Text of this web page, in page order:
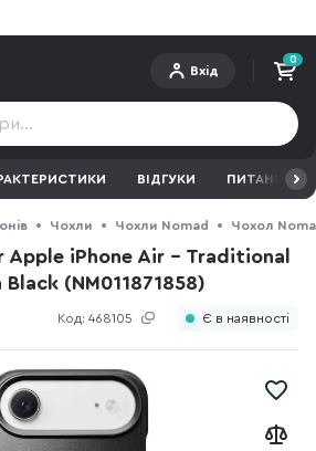
Вхід
0
ВІДГУКИ ПИТАННЯ ТА
Чохли Чохли Nomad Чохол
Apple iPhone Air - Traditional
(NM011871858)
Код: 468105 Є в наявності